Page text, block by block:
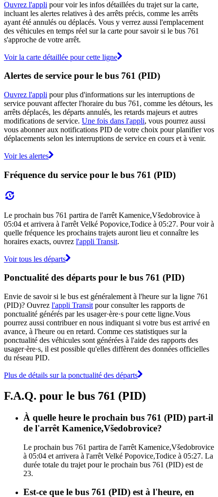
Ouvrez l'appli pour voir les infos détaillées du trajet sur la carte,
incluant les alertes relatives à des arrêts précis, comme les arrêts
ayant été annulés ou déplacés. Vous y verrez aussi l'emplacement
des véhicules en temps réel sur la carte pour savoir si le bus 761
s'approche de votre arrêt.
Voir la carte détaillée pour cette ligne
Alertes de service pour le bus 761 (PID)
Ouvrez l'appli pour plus d'informations sur les interruptions de
service pouvant affecter l'horaire du bus 761, comme les détours, les
arrêts déplacés, les départs annulés, les retards majeurs et autres
modifications de service. Une fois dans l'appli, vous pourrez aussi
vous abonner aux notifications PID de votre choix pour planifier vos
déplacements selon les interruptions de service en cours et à venir.
Voir les alertes
Fréquence du service pour le bus 761 (PID)
Le prochain bus 761 partira de l'arrêt Kamenice,Všedobrovice à
05:04 et arrivera à l'arrêt Velké Popovice,Todice à 05:27. Pour voir à
quelle fréquence les prochains trajets auront lieu et connaître les
horaires exacts, ouvrez l'appli Transit.
Voir tous les départs
Ponctualité des départs pour le bus 761 (PID)
Envie de savoir si le bus est généralement à l'heure sur la ligne 761
(PID)? Ouvrez l'appli Transit pour consulter les rapports de
ponctualité générés par les usager·ère·s pour cette ligne.Vous
pourrez aussi contribuer en nous indiquant si votre bus est arrivé en
avance, à l'heure ou en retard. Comme ces statistiques sur la
ponctualité des véhicules sont générées à l'aide des rapports des
usager·ère·s, il est possible qu'elles diffèrent des données officielles
du réseau PID.
Plus de détails sur la ponctualité des départs
F.A.Q. pour le bus 761 (PID)
À quelle heure le prochain bus 761 (PID) part-il
de l'arrêt Kamenice,Všedobrovice?
Le prochain bus 761 partira de l'arrêt Kamenice,Všedobrovice
à 05:04 et arrivera à l'arrêt Velké Popovice,Todice à 05:27. La
durée totale du trajet pour le prochain bus 761 (PID) est de
23.
Est-ce que le bus 761 (PID) est à l'heure, en